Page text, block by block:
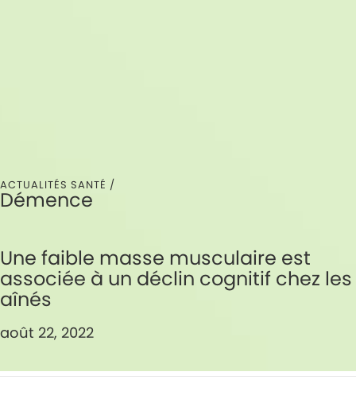
ACTUALITÉS SANTÉ /
Démence
Une faible masse musculaire est
associée à un déclin cognitif chez les
aînés
août 22, 2022